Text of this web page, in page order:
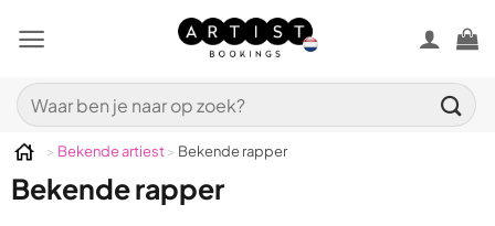
naar
Zoeken
naar:
> Bekende artiest> Bekende rapper
Bekende rapper